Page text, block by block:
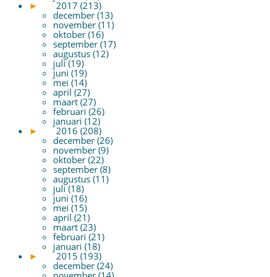
►
2017 (213)
december (13)
november (11)
oktober (16)
september (17)
augustus (12)
juli (19)
juni (19)
mei (14)
april (27)
maart (27)
februari (26)
januari (12)
►
2016 (208)
december (26)
november (9)
oktober (22)
september (8)
augustus (11)
juli (18)
juni (16)
mei (15)
april (21)
maart (23)
februari (21)
januari (18)
►
2015 (193)
december (24)